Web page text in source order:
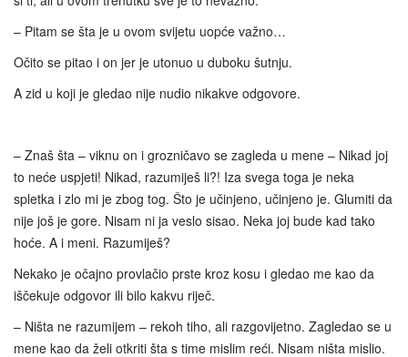
– Pitam se šta je u ovom svijetu uopće važno…
Očito se pitao i on jer je utonuo u duboku šutnju.
A zid u koji je gledao nije nudio nikakve odgovore.
– Znaš šta – viknu on i grozničavo se zagleda u mene – Nikad joj
to neće uspjeti! Nikad, razumiješ li?! Iza svega toga je neka
spletka i zlo mi je zbog tog. Što je učinjeno, učinjeno je. Glumiti da
nije još je gore. Nisam ni ja veslo sisao. Neka joj bude kad tako
hoće. A i meni. Razumiješ?
Nekako je očajno provlačio prste kroz kosu i gledao me kao da
iščekuje odgovor ili bilo kakvu riječ.
– Ništa ne razumijem – rekoh tiho, ali razgovijetno. Zagledao se u
mene kao da želi otkriti šta s time mislim reći. Nisam ništa mislio.